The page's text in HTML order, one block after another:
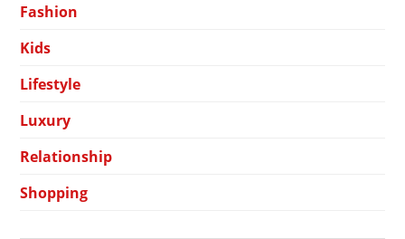
Fashion
Kids
Lifestyle
Luxury
Relationship
Shopping